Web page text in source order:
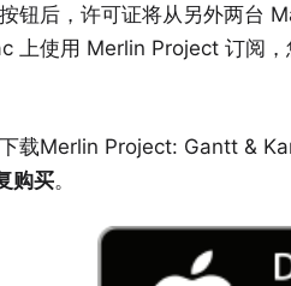
钮后，许可证将从另外两台
上使用 Merlin Project 订阅，
载Merlin Project: Gantt &
购买。